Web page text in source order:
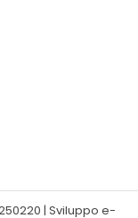
| Sviluppo e-